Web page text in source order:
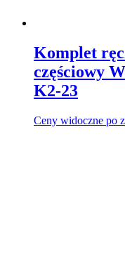
Komplet
częściowy
K2-23
Ceny widoczne po